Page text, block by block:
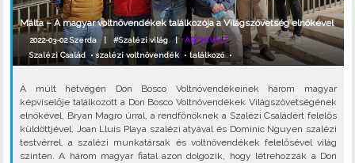
Málta – A magyar voltnövendékek találkozója a Világszövetség elnökével
2022-03-02 Szerda |#Szalézi világ|ARCHIVÁLT
Szalézi Család •szalézi voltnövendék •találkozó•
A múlt hétvégén Don Bosco Voltnövendékeinek három magyar
képviselője találkozott a Don Bosco Voltnövendékek Világszövetségének
elnökével, Bryan Magro úrral, a rendfőnöknek a Szalézi Családért felelős
küldöttjével, Joan Lluis Playa szalézi atyával és Dominic Nguyen szalézi
testvérrel, a szalézi munkatársak és voltnövendékek felelősével világ
szinten. A három magyar fiatal azon dolgozik, hogy létrehozzák a Don